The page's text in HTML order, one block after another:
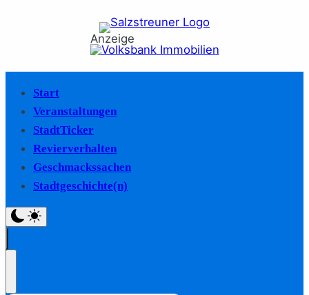
Anzeige
Start
Veranstaltungen
StadtTicker
Revierverhalten
Geschmackssachen
Stadtgeschichte(n)